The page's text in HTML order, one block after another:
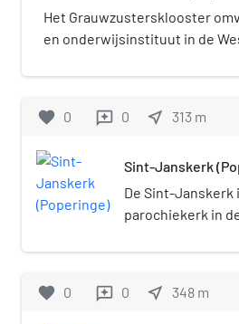
Het Grauwzustersklooster
en onderwijsinstituut in de
Komstraat 9A.
favorite 0 reviews 0 near_me 313 m
Sint-Janskerk
De Sint-Janskerk
parochiekerk in
Sint-
favorite 0 reviews 0 near_me 348 m